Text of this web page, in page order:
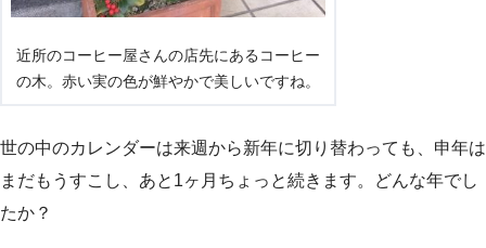
近所のコーヒー屋さんの店先にあるコーヒー
の木。赤い実の色が鮮やかで美しいですね。
世の中のカレンダーは来週から新年に切り替わっても、申年は
まだもうすこし、あと1ヶ月ちょっと続きます。どんな年でし
たか？